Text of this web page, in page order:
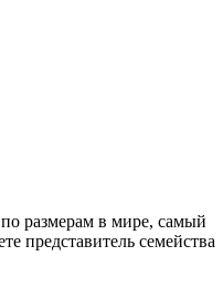
размерам в мире, самый
представитель семейства